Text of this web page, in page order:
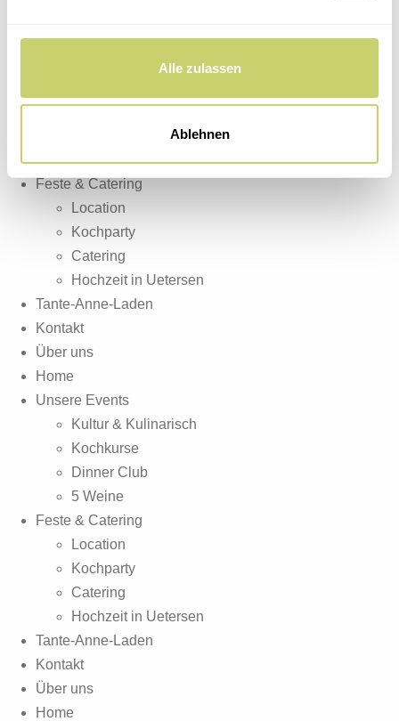
Alle zulassen
Ablehnen
Home
5 Weine
Feste & Catering
Location
Kochparty
Catering
Hochzeit in Uetersen
Tante-Anne-Laden
Kontakt
Über uns
Home
Unsere Events
Kultur & Kulinarisch
Kochkurse
Dinner Club
5 Weine
Feste & Catering
Location
Kochparty
Catering
Hochzeit in Uetersen
Tante-Anne-Laden
Kontakt
Über uns
Home